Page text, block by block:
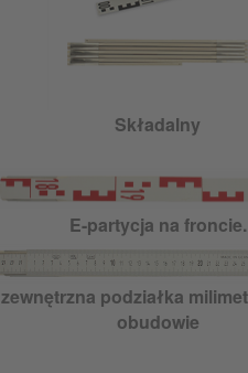
Składalny
E-partycja na froncie.
zewnętrzna podziałka
obudowie